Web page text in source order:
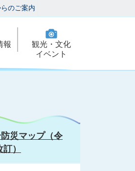
のご案内
報
観光・文化
イベント
災マップ（令
）